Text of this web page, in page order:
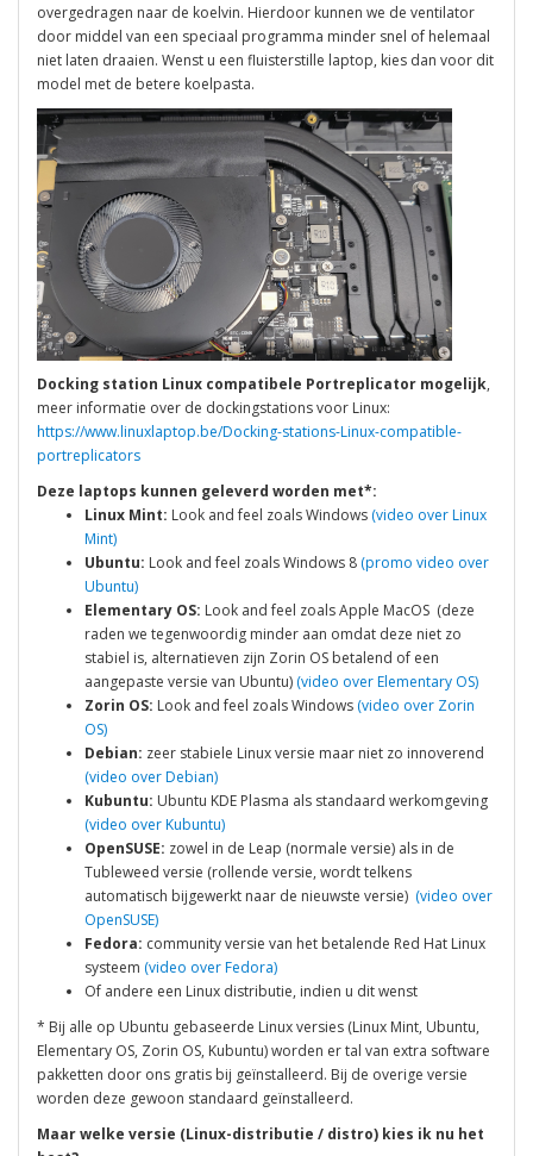
overgedragen naar de koelvin. Hierdoor kunnen we de ventilator
door middel van een speciaal programma minder snel of helemaal
niet laten draaien. Wenst u een fluisterstille laptop, kies dan voor dit
model met de betere koelpasta.
Docking station Linux compatibele Portreplicator mogelijk,
meer informatie over de dockingstations voor Linux:
https://www.linuxlaptop.be/Docking-stations-Linux-compatible-
portreplicators
Deze laptops kunnen geleverd worden met*:
Linux Mint: Look and feel zoals Windows (video over Linux
Mint)
Ubuntu: Look and feel zoals Windows 8 (promo video over
Ubuntu)
Elementary OS: Look and feel zoals Apple MacOS (deze
raden we tegenwoordig minder aan omdat deze niet zo
stabiel is, alternatieven zijn Zorin OS betalend of een
aangepaste versie van Ubuntu) (video over Elementary OS)
Zorin OS: Look and feel zoals Windows (video over Zorin
OS)
Debian: zeer stabiele Linux versie maar niet zo innoverend
(video over Debian)
Kubuntu: Ubuntu KDE Plasma als standaard werkomgeving
(video over Kubuntu)
OpenSUSE: zowel in de Leap (normale versie) als in de
Tubleweed versie (rollende versie, wordt telkens
automatisch bijgewerkt naar de nieuwste versie) (video over
OpenSUSE)
Fedora: community versie van het betalende Red Hat Linux
systeem (video over Fedora)
Of andere een Linux distributie, indien u dit wenst
* Bij alle op Ubuntu gebaseerde Linux versies (Linux Mint, Ubuntu,
Elementary OS, Zorin OS, Kubuntu) worden er tal van extra software
pakketten door ons gratis bij geïnstalleerd. Bij de overige versie
worden deze gewoon standaard geïnstalleerd.
Maar welke versie (Linux-distributie / distro) kies ik nu het